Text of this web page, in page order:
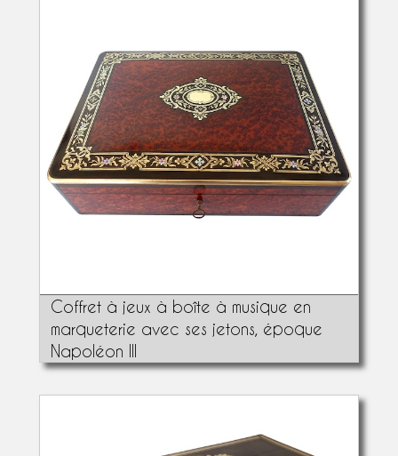
Coffret à jeux à boîte à musique en
marqueterie avec ses jetons, époque
Napoléon III